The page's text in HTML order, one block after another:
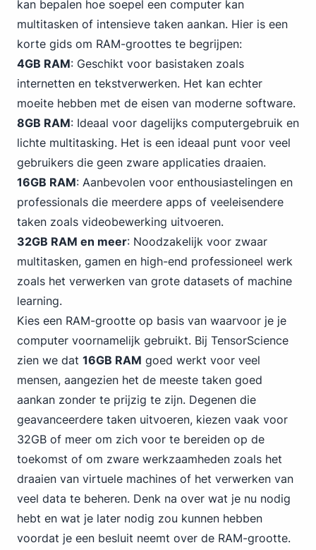
kan bepalen hoe soepel een computer kan
multitasken of intensieve taken aankan. Hier is een
korte gids om RAM-groottes te begrijpen:
4GB RAM: Geschikt voor basistaken zoals
internetten en tekstverwerken. Het kan echter
moeite hebben met de eisen van moderne software.
8GB RAM: Ideaal voor dagelijks computergebruik en
lichte multitasking. Het is een ideaal punt voor veel
gebruikers die geen zware applicaties draaien.
16GB RAM: Aanbevolen voor enthousiastelingen en
professionals die meerdere apps of veeleisendere
taken zoals videobewerking uitvoeren.
32GB RAM en meer: Noodzakelijk voor zwaar
multitasken, gamen en high-end professioneel werk
zoals het verwerken van grote datasets of machine
learning.
Kies een RAM-grootte op basis van waarvoor je je
computer voornamelijk gebruikt. Bij TensorScience
zien we dat 16GB RAM goed werkt voor veel
mensen, aangezien het de meeste taken goed
aankan zonder te prijzig te zijn. Degenen die
geavanceerdere taken uitvoeren, kiezen vaak voor
32GB of meer om zich voor te bereiden op de
toekomst of om zware werkzaamheden zoals het
draaien van virtuele machines of het verwerken van
veel data te beheren. Denk na over wat je nu nodig
hebt en wat je later nodig zou kunnen hebben
voordat je een besluit neemt over de RAM-grootte.